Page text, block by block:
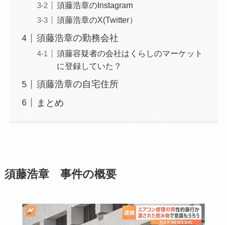
須藤浩章のInstagram
須藤浩章のX(Twitter）
須藤浩章の勤務会社
須藤容疑者の会社はくらしのマーケット
に登録していた？
須藤浩章の自宅住所
まとめ
須藤浩章 事件の概要